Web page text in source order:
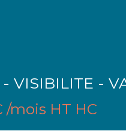
VISIBILITE -
/mois HT HC